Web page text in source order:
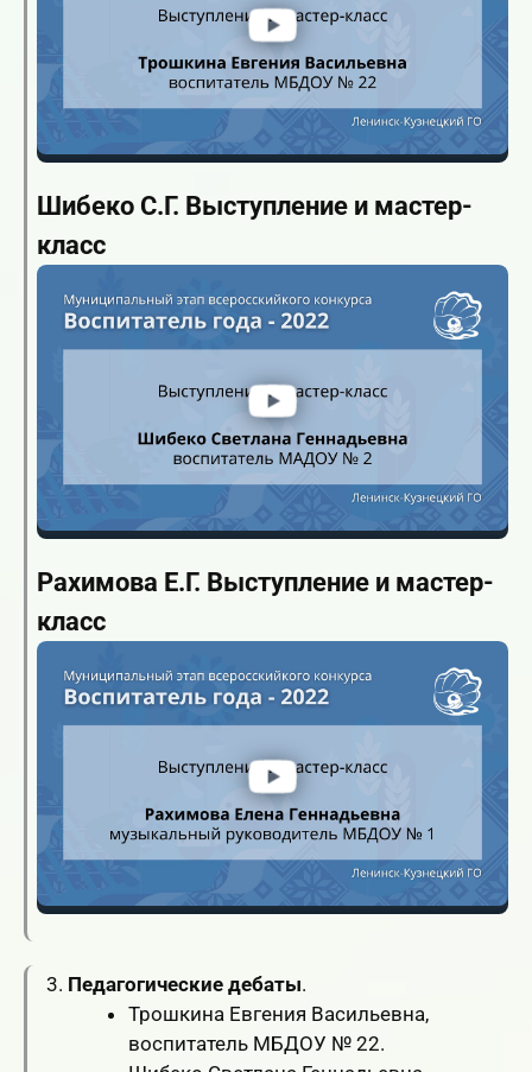
Шибеко С.Г. Выступление и мастер-
класс
Рахимова Е.Г. Выступление и мастер-
класс
Педагогические дебаты.
Трошкина Евгения Васильевна,
воспитатель МБДОУ № 22.